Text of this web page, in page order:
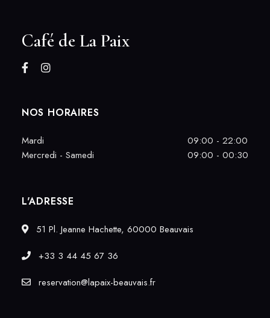
Café de La Paix
NOS HORAIRES
Mardi
09:00 - 22:00
Mercredi - Samedi
09:00 - 00:30
L'ADRESSE
51 Pl. Jeanne Hachette, 60000 Beauvais
+33 3 44 45 67 36
reservation@lapaix-beauvais.fr